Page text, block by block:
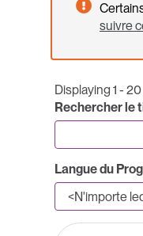
suivre
Displaying 1 -
Rechercher le
Langue du